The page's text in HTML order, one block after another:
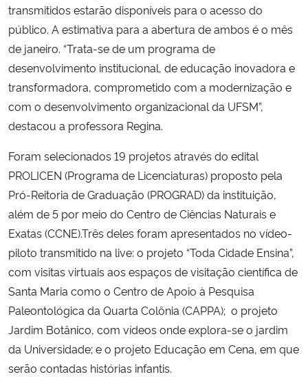
transmitidos estarão disponíveis para o acesso do
público. A estimativa para a abertura de ambos é o mês
de janeiro. “Trata-se de um programa de
desenvolvimento institucional, de educação inovadora e
transformadora, comprometido com a modernização e
com o desenvolvimento organizacional da UFSM”,
destacou a professora Regina.
Foram selecionados 19 projetos através do edital
PROLICEN (Programa de Licenciaturas) proposto pela
Pró-Reitoria de Graduação (PROGRAD) da instituição,
além de 5 por meio do Centro de Ciências Naturais e
Exatas (CCNE).Três deles foram apresentados no vídeo-
piloto transmitido na live: o projeto “Toda Cidade Ensina”,
com visitas virtuais aos espaços de visitação científica de
Santa Maria como o Centro de Apoio à Pesquisa
Paleontológica da Quarta Colônia (CAPPA); o projeto
Jardim Botânico, com vídeos onde explora-se o jardim
da Universidade; e o projeto Educação em Cena, em que
serão contadas histórias infantis.